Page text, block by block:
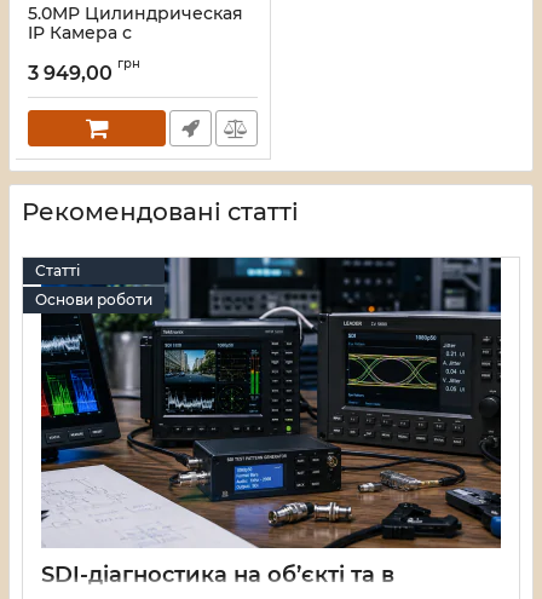
5.0MP Цилиндрическая
IP Камера с
подсветкой RVH-
Артикул:S000360
3 949,00 грн
Рекомендовані статті
Статті
Основи роботи
SDI-діагностика на об’єкті та в